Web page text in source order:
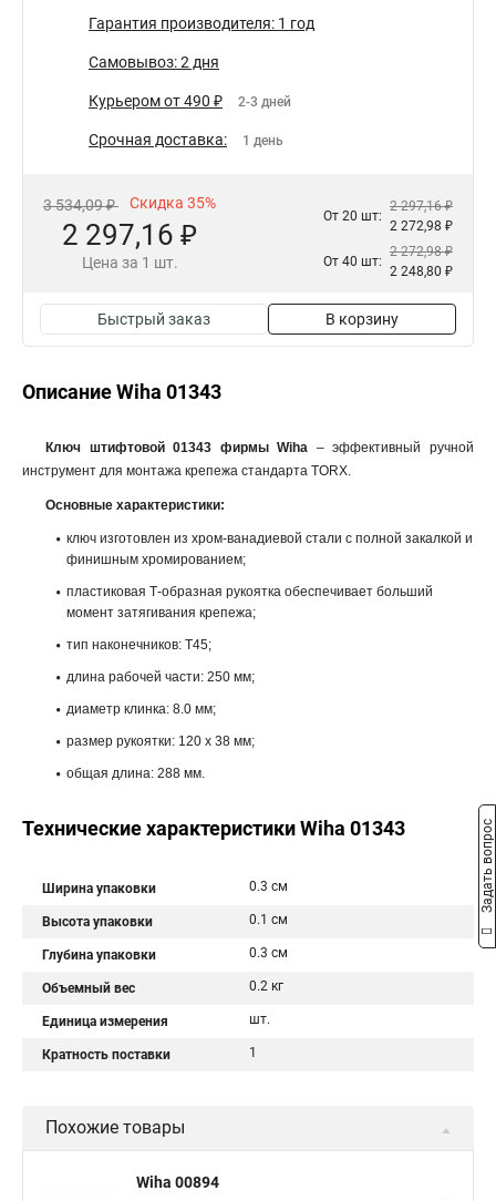
Гарантия производителя: 1 год
Самовывоз: 2 дня
Курьером от 490 ₽ 2-3 дней
Срочная доставка: 1 день
3 534,09 ₽ Скидка 35%
2 297,16 ₽
Цена за 1 шт.
От 20 шт:
2 297,16 ₽
2 272,98 ₽
От 40 шт:
2 272,98 ₽
2 248,80 ₽
Быстрый заказ В корзину
Описание Wiha 01343
Ключ штифтовой 01343 фирмы Wiha – эффективный ручной
инструмент для монтажа крепежа стандарта TORX.
Основные характеристики:
ключ изготовлен из хром-ванадиевой стали с полной закалкой и
финишным хромированием;
пластиковая Т-образная рукоятка обеспечивает больший
момент затягивания крепежа;
тип наконечников: T45;
длина рабочей части: 250 мм;
диаметр клинка: 8.0 мм;
размер рукоятки: 120 x 38 мм;
общая длина: 288 мм.
Технические характеристики Wiha 01343
Ширина упаковки 0.3 см
Высота упаковки 0.1 см
Глубина упаковки 0.3 см
Объемный вес 0.2 кг
Единица измерения шт.
Кратность поставки 1
Похожие товары
Wiha 00894
Задать вопрос